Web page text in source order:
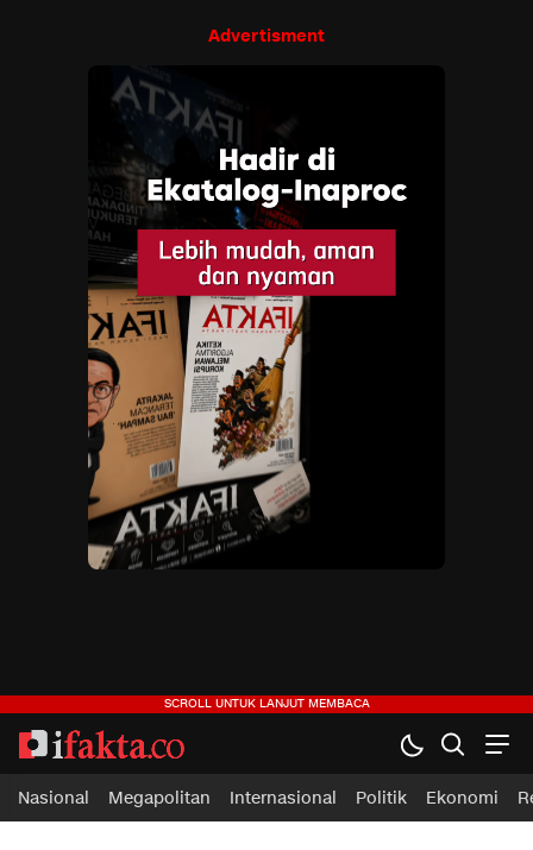
Advertisment
ifakta.co
#pastibenar
Nasional Megapolitan Internasional Politik Ekonomi